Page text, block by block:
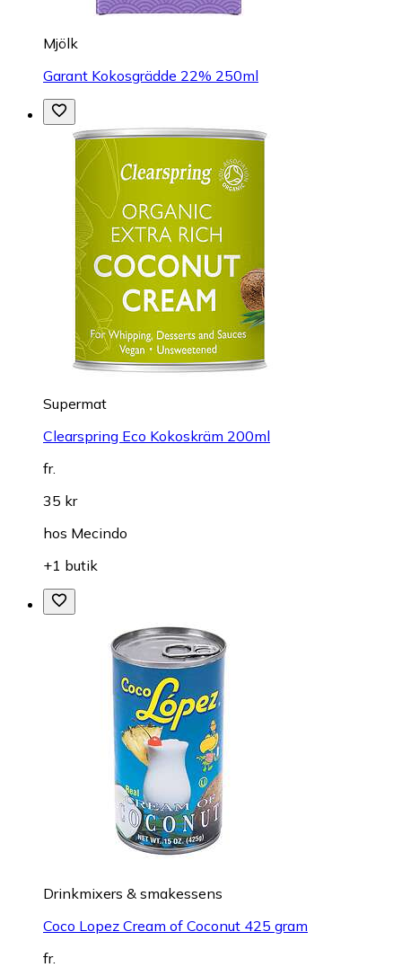
Mjölk
Garant Kokosgrädde 22% 250ml
Supermat
Clearspring Eco Kokoskräm 200ml
fr.
35 kr
hos Mecindo
+1 butik
Drinkmixers & smakessens
Coco Lopez Cream of Coconut 425 gram
fr.